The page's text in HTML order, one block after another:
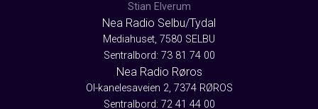
Stian Elverum
Nea Radio Selbu/Tydal
Mediahuset, 7580 SELBU
Sentralbord: 73 81 74 00
Nea Radio Røros
Ol-kanelesaveien 2, 7374 RØROS
Sentralbord: 72 41 44 00